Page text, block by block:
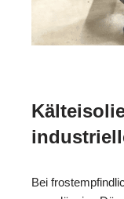
Bei